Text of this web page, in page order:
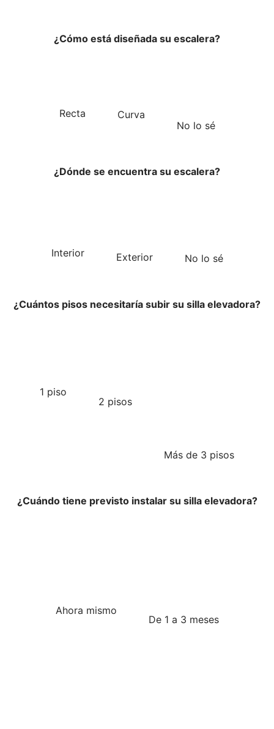
¿Cómo está diseñada su escalera?
Recta
Curva
No lo sé
¿Dónde se encuentra su escalera?
Interior Exterior No lo sé
¿Cuántos pisos necesitaría subir su silla elevadora?
1 piso
2 pisos
Más de 3 pisos
¿Cuándo tiene previsto instalar su silla elevadora?
Ahora mismo
De 1 a 3 meses